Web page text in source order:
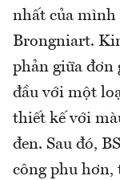
nhất của mình
Brongniart.
phản giữa đơn
đầu với một
thiết kế với
đen. Sau đó,
công phu hơn,